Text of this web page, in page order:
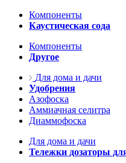
Компоненты
Каустическая сода
Компоненты
Другое
Для дома и дачи
Удобрения
Азофоска
Аммиачная селитра
Диаммофоска
Для дома и дачи
Тележки дозаторы